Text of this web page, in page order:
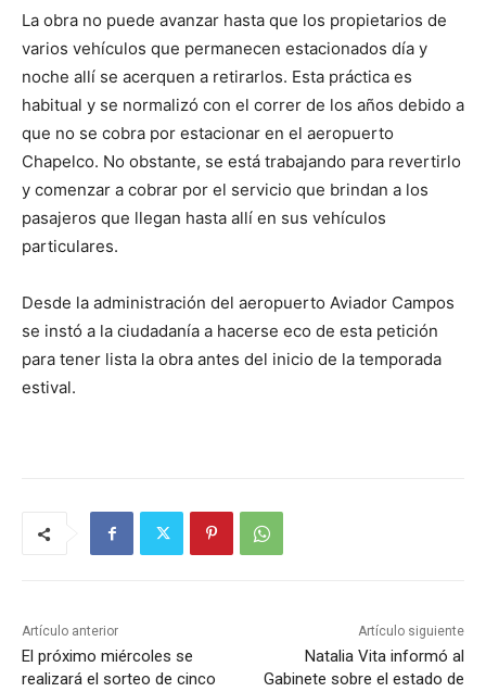
La obra no puede avanzar hasta que los propietarios de
varios vehículos que permanecen estacionados día y
noche allí se acerquen a retirarlos. Esta práctica es
habitual y se normalizó con el correr de los años debido a
que no se cobra por estacionar en el aeropuerto
Chapelco. No obstante, se está trabajando para revertirlo
y comenzar a cobrar por el servicio que brindan a los
pasajeros que llegan hasta allí en sus vehículos
particulares.
Desde la administración del aeropuerto Aviador Campos
se instó a la ciudadanía a hacerse eco de esta petición
para tener lista la obra antes del inicio de la temporada
estival.
Artículo anterior
El próximo miércoles se
realizará el sorteo de cinco
Artículo siguiente
Natalia Vita informó al
Gabinete sobre el estado de